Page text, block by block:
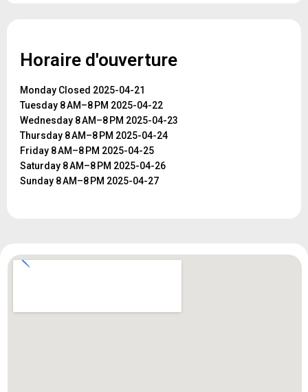
Horaire d'ouverture
Monday Closed 2025-04-21
Tuesday 8 AM–8 PM 2025-04-22
Wednesday 8 AM–8 PM 2025-04-23
Thursday 8 AM–8 PM 2025-04-24
Friday 8 AM–8 PM 2025-04-25
Saturday 8 AM–8 PM 2025-04-26
Sunday 8 AM–8 PM 2025-04-27